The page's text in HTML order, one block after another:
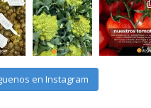
en Instagram